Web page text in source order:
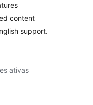
content
support.
ativas